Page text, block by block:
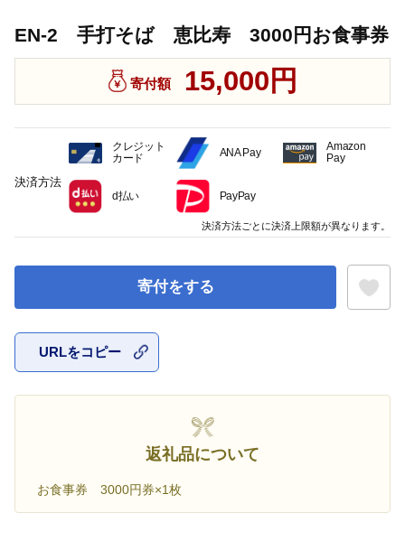
EN-2 手打そば 恵比寿 3000円お食事券
寄付額 15,000円
寄付をする
URLをコピー
返礼品について
お食事券 3000円券×1枚
決済方法
クレジット
カード
ANA Pay
Amazon
Pay
d払い PayPay
決済方法ごとに決済上限額が異なります。